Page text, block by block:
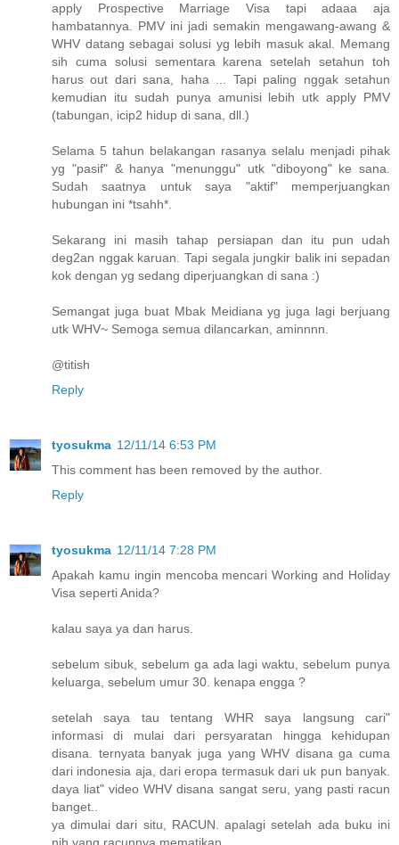
apply Prospective Marriage Visa tapi adaaa aja
hambatannya. PMV ini jadi semakin mengawang-awang &
WHV datang sebagai solusi yg lebih masuk akal. Memang
sih cuma solusi sementara karena setelah setahun toh
harus out dari sana, haha ... Tapi paling nggak setahun
kemudian itu sudah punya amunisi lebih utk apply PMV
(tabungan, icip2 hidup di sana, dll.)
Selama 5 tahun belakangan rasanya selalu menjadi pihak
yg "pasif" & hanya "menunggu" utk "diboyong" ke sana.
Sudah saatnya untuk saya "aktif" memperjuangkan
hubungan ini *tsahh*.
Sekarang ini masih tahap persiapan dan itu pun udah
deg2an nggak karuan. Tapi segala jungkir balik ini sepadan
kok dengan yg sedang diperjuangkan di sana :)
Semangat juga buat Mbak Meidiana yg juga lagi berjuang
utk WHV~ Semoga semua dilancarkan, aminnnn.
@titish
Reply
tyosukma 12/11/14 6:53 PM
This comment has been removed by the author.
Reply
tyosukma 12/11/14 7:28 PM
Apakah kamu ingin mencoba mencari Working and Holiday
Visa seperti Anida?
kalau saya ya dan harus.
sebelum sibuk, sebelum ga ada lagi waktu, sebelum punya
keluarga, sebelum umur 30. kenapa engga ?
setelah saya tau tentang WHR saya langsung cari"
informasi di mulai dari persyaratan hingga kehidupan
disana. ternyata banyak juga yang WHV disana ga cuma
dari indonesia aja, dari eropa termasuk dari uk pun banyak.
daya liat" video WHV disana sangat seru, yang pasti racun
banget..
ya dimulai dari situ, RACUN. apalagi setelah ada buku ini